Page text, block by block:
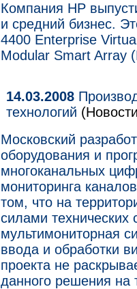
Компания HP
и средний бизнес.
4400 Enterprise
Modular Smart Array
14.03.2008
технологий
Московский
оборудования и
многоканальных
мониторинга
том, что на
силами технических
мультимониторная
ввода и обработки
проекта не
данного решения на